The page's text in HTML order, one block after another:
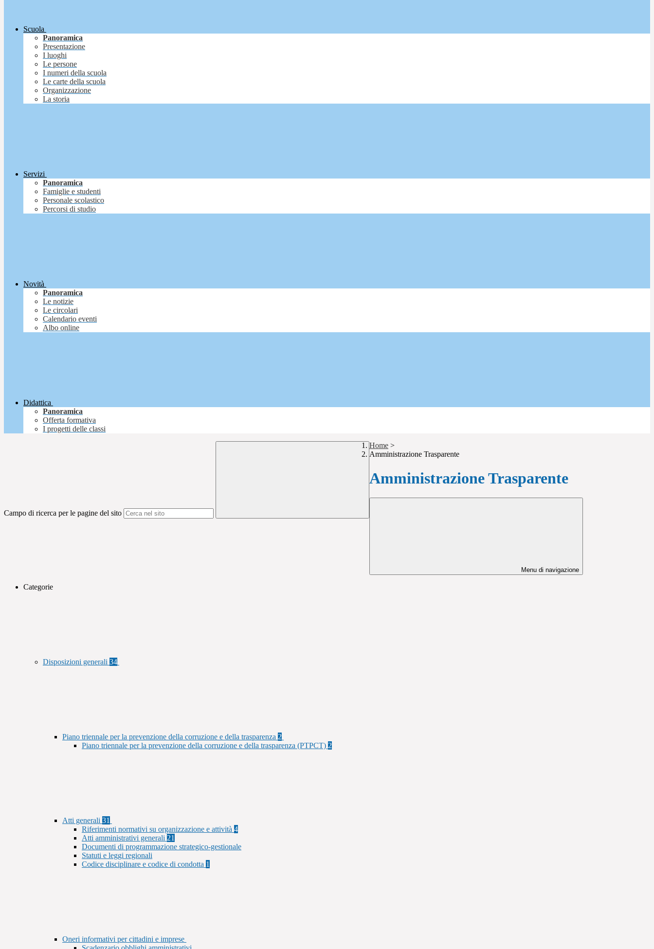
Scuola
Panoramica
Presentazione
I luoghi
Le persone
I numeri della scuola
Le carte della scuola
Organizzazione
La storia
Servizi
Panoramica
Famiglie e studenti
Personale scolastico
Percorsi di studio
Novità
Panoramica
Le notizie
Le circolari
Calendario eventi
Albo online
Didattica
Panoramica
Offerta formativa
I progetti delle classi
Campo di ricerca per le pagine del sito
Home >
Amministrazione Trasparente
Amministrazione Trasparente
Menu di navigazione
Categorie
Disposizioni generali 34
Piano triennale per la prevenzione della corruzione e della trasparenza 2
Piano triennale per la prevenzione della corruzione e della trasparenza (PTPCT) 2
Atti generali 31
Riferimenti normativi su organizzazione e attività 4
Atti amministrativi generali 21
Documenti di programmazione strategico-gestionale
Statuti e leggi regionali
Codice disciplinare e codice di condotta 1
Oneri informativi per cittadini e imprese